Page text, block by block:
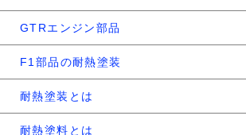
GTRエンジン部品
F1部品の耐熱塗装
耐熱塗装とは
耐熱塗料とは